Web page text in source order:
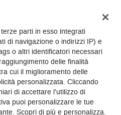
parti in esso integrati
di navigazione o indirizzi IP) e
o altri identificatori necessari
delle finalità
cui il miglioramento delle
personalizzata. Cliccando
di accettare l'utilizzo di
puoi personalizzare le tue
Scopri di più e personalizza.